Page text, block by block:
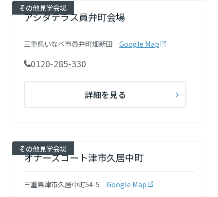
その他見学会場
アシタテラス員弁町会場
三重県いなべ市員弁町畑新田 Google Map
0120-285-330
詳細を見る
その他見学会場
オナーズコート津市久居中町
三重県津市久居中町54-5 Google Map